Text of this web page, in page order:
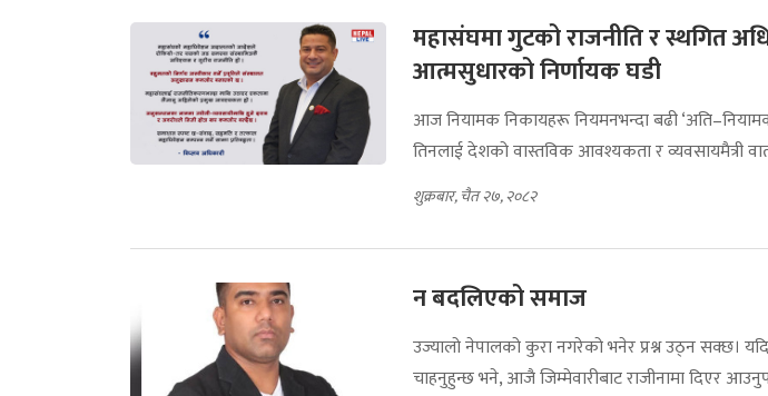
महासंघमा गुटको राजनीति र स्थगित
आत्मसुधारको निर्णायक घडी
आज नियामक निकायहरू नियमनभन्दा बढी
तिनलाई देशको वास्तविक आवश्यकता र व्यवसायमैत्री
शुक्रबार, चैत २७, २०८२
न बदलिएको समाज
उज्यालो नेपालको कुरा नगरेको भनेर प्रश्न उठ्न सक्छ।
चाहनुहुन्छ भने, आजै जिम्मेवारीबाट राजीनामा दिएर